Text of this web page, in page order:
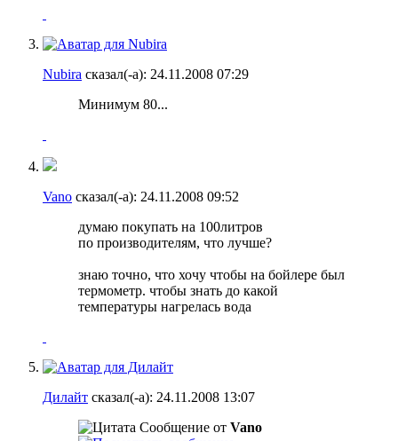
Nubira сказал(-а): 24.11.2008 07:29
Минимум 80...
Vano сказал(-а): 24.11.2008 09:52
думаю покупать на 100литров
по производителям, что лучше?
знаю точно, что хочу чтобы на бойлере был
термометр. чтобы знать до какой
температуры нагрелась вода
Дилайт сказал(-а): 24.11.2008 13:07
Сообщение от Vano